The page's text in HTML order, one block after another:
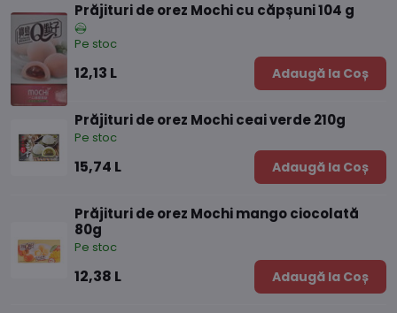
Prăjituri de orez Mochi cu căpșuni 104 g
Pe stoc
12,13 L Adaugă la Coș
Prăjituri de orez Mochi ceai verde 210g
Pe stoc
15,74 L Adaugă la Coș
Prăjituri de orez Mochi mango ciocolată
80g
Pe stoc
12,38 L Adaugă la Coș